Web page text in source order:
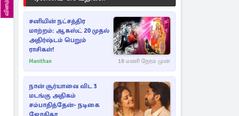
சனியின் நட்சத்திர
மாற்றம்: ஆகஸ்ட் 20 முதல்
அதிர்ஷ்டம் பெறும்
ராசிகள்!
Manithan 18 மணி நேரம் முன்
நான் சூர்யாவை விட 3
மடங்கு அதிகம்
சம்பாதித்தேன்- நடிகை